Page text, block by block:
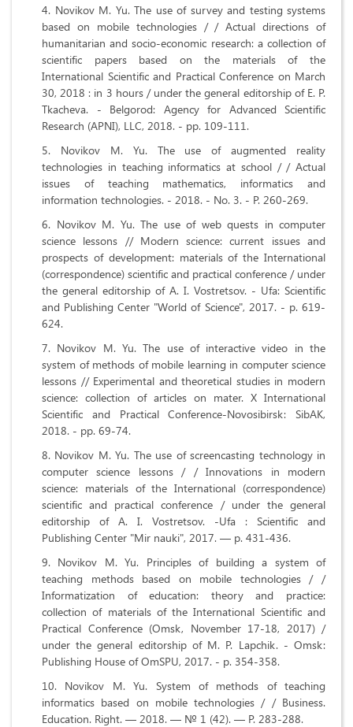
Novikov M. Yu. The use of survey and testing systems
based on mobile technologies / / Actual directions of
humanitarian and socio-economic research: a collection of
scientific papers based on the materials of the
International Scientific and Practical Conference on March
30, 2018 : in 3 hours / under the general editorship of E. P.
Tkacheva. - Belgorod: Agency for Advanced Scientific
Research (APNI), LLC, 2018. - pp. 109-111.
Novikov M. Yu. The use of augmented reality
technologies in teaching informatics at school / / Actual
issues of teaching mathematics, informatics and
information technologies. - 2018. - No. 3. - P. 260-269.
Novikov M. Yu. The use of web quests in computer
science lessons // Modern science: current issues and
prospects of development: materials of the International
(correspondence) scientific and practical conference / under
the general editorship of A. I. Vostretsov. - Ufa: Scientific
and Publishing Center "World of Science", 2017. - p. 619-
624.
Novikov M. Yu. The use of interactive video in the
system of methods of mobile learning in computer science
lessons // Experimental and theoretical studies in modern
science: collection of articles on mater. X International
Scientific and Practical Conference-Novosibirsk: SibAK,
2018. - pp. 69-74.
Novikov M. Yu. The use of screencasting technology in
computer science lessons / / Innovations in modern
science: materials of the International (correspondence)
scientific and practical conference / under the general
editorship of A. I. Vostretsov. -Ufa : Scientific and
Publishing Center "Mir nauki", 2017. — p. 431-436.
Novikov M. Yu. Principles of building a system of
teaching methods based on mobile technologies / /
Informatization of education: theory and practice:
collection of materials of the International Scientific and
Practical Conference (Omsk, November 17-18, 2017) /
under the general editorship of M. P. Lapchik. - Omsk:
Publishing House of OmSPU, 2017. - p. 354-358.
Novikov M. Yu. System of methods of teaching
informatics based on mobile technologies / / Business.
Education. Right. — 2018. — № 1 (42). — P. 283-288.